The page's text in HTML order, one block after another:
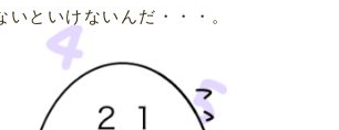
といけないんだ・・・。